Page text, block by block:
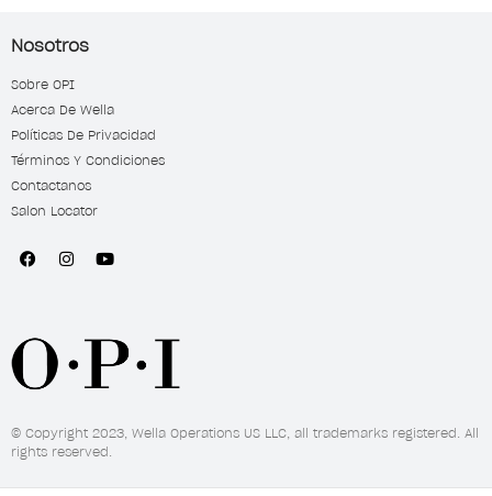
Nosotros
Sobre OPI
Acerca De Wella
Políticas De Privacidad
Términos Y Condiciones
Contactanos
Salon Locator
© Copyright 2023, Wella Operations US LLC, all trademarks registered. All
rights reserved.